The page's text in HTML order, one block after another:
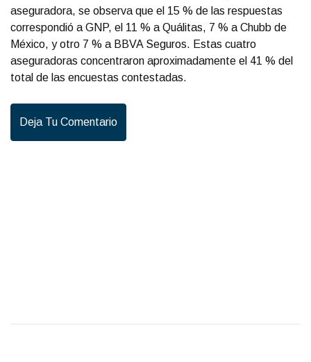
aseguradora, se observa que el 15 % de las respuestas
correspondió a GNP, el 11 % a Quálitas, 7 % a Chubb de
México, y otro 7 % a BBVA Seguros. Estas cuatro
aseguradoras concentraron aproximadamente el 41 % del
total de las encuestas contestadas.
Deja Tu Comentario